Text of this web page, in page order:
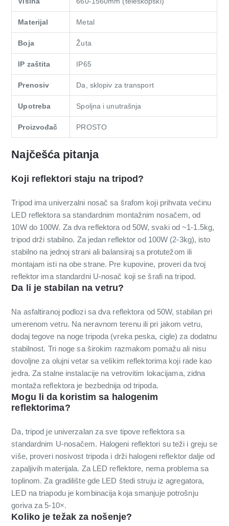
Materijal Metal
Boja Žuta
IP zaštita IP65
Prenosiv Da, sklopiv za transport
Upotreba Spoljna i unutrašnja
Proizvođač PROSTO
Najčešća pitanja
Koji reflektori staju na tripod?
Tripod ima univerzalni nosač sa šrafom koji prihvata većinu
LED reflektora sa standardnim montažnim nosačem, od
10W do 100W. Za dva reflektora od 50W, svaki od ~1-1.5kg,
tripod drži stabilno. Za jedan reflektor od 100W (2-3kg), isto
stabilno na jednoj strani ali balansiraj sa protutežom ili
montajam isti na obe strane. Pre kupovine, proveri da tvoj
reflektor ima standardni U-nosač koji se šrafi na tripod.
Da li je stabilan na vetru?
Na asfaltiranoj podlozi sa dva reflektora od 50W, stabilan pri
umerenom vetru. Na neravnom terenu ili pri jakom vetru,
dodaj tegove na noge tripoda (vreka peska, cigle) za dodatnu
stabilnost. Tri noge sa širokim razmakom pomažu ali nisu
dovoljne za olujni vetar sa velikim reflektorima koji rade kao
jedra. Za stalne instalacije na vetrovitim lokacijama, zidna
montaža reflektora je bezbednija od tripoda.
Mogu li da koristim sa halogenim
reflektorima?
Da, tripod je univerzalan za sve tipove reflektora sa
standardnim U-nosačem. Halogeni reflektori su teži i greju se
više, proveri nosivost tripoda i drži halogeni reflektor dalje od
zapaljivih materijala. Za LED reflektore, nema problema sa
toplinom. Za gradilište gde LED štedi struju iz agregatora,
LED na triapodu je kombinacija koja smanjuje potrošnju
goriva za 5-10×.
Koliko je težak za nošenje?